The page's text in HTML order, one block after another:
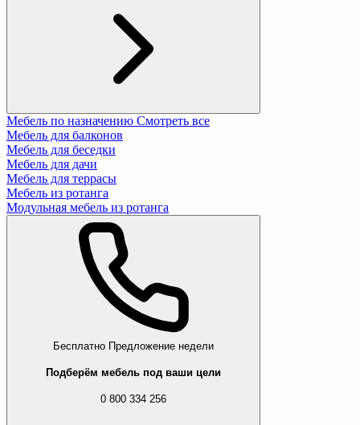
Мебель по назначению Смотреть все
Мебель для балконов
Мебель для беседки
Мебель для дачи
Мебель для террасы
Мебель из ротанга
Модульная мебель из ротанга
Бесплатно Предложение недели
Подберём мебель под ваши цели
0 800 334 256